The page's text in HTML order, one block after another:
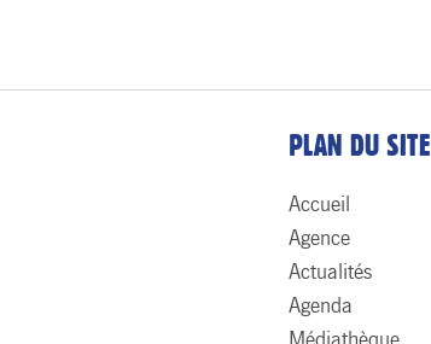
PLAN DU SITE
Accueil
Agence
Actualités
Agenda
Médiathèque